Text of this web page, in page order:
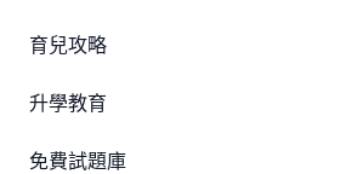
育兒攻略
升學教育
免費試題庫